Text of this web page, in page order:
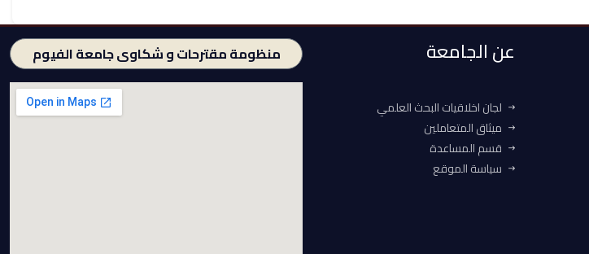
عن الجامعة
لجان اخلاقيات البحث العلمي
ميثاق المتعاملين
قسم المساعدة
سياسة الموقع
منظومة مقترحات و شكاوى جامعة الفيوم